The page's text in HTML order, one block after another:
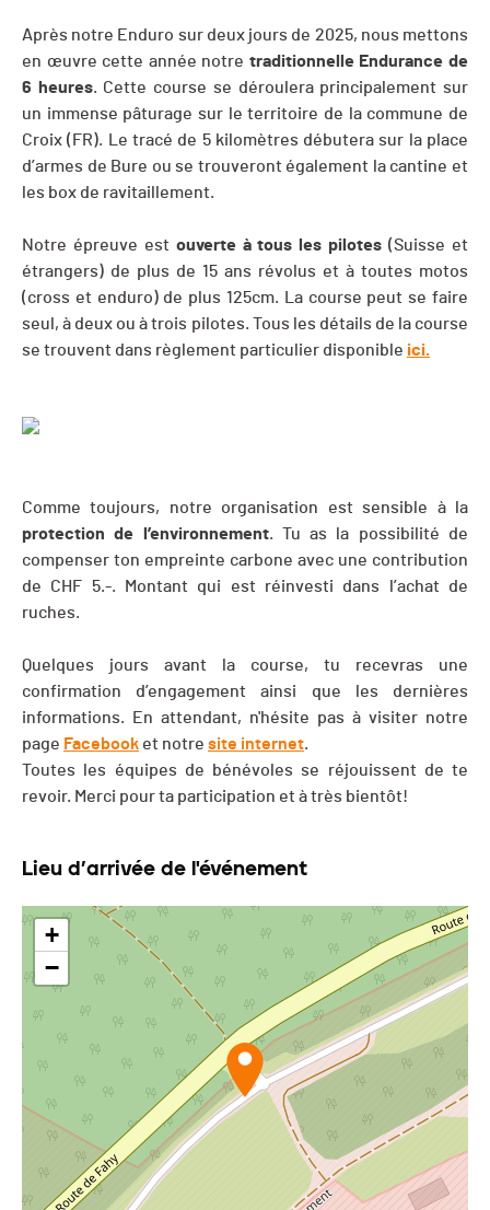
Après notre Enduro sur deux jours de 2025, nous mettons
en œuvre cette année notre traditionnelle Endurance de
6 heures. Cette course se déroulera principalement sur
un immense pâturage sur le territoire de la commune de
Croix (FR). Le tracé de 5 kilomètres débutera sur la place
d’armes de Bure ou se trouveront également la cantine et
les box de ravitaillement.
Notre épreuve est ouverte à tous les pilotes (Suisse et
étrangers) de plus de 15 ans révolus et à toutes motos
(cross et enduro) de plus 125cm. La course peut se faire
seul, à deux ou à trois pilotes. Tous les détails de la course
se trouvent dans règlement particulier disponible ici.
Comme toujours, notre organisation est sensible à la
protection de l’environnement. Tu as la possibilité de
compenser ton empreinte carbone avec une contribution
de CHF 5.-. Montant qui est réinvesti dans l’achat de
ruches.
Quelques jours avant la course, tu recevras une
confirmation d’engagement ainsi que les dernières
informations. En attendant, n'hésite pas à visiter notre
page Facebook et notre site internet.
Toutes les équipes de bénévoles se réjouissent de te
revoir. Merci pour ta participation et à très bientôt!
Lieu d’arrivée de l'événement
+
−